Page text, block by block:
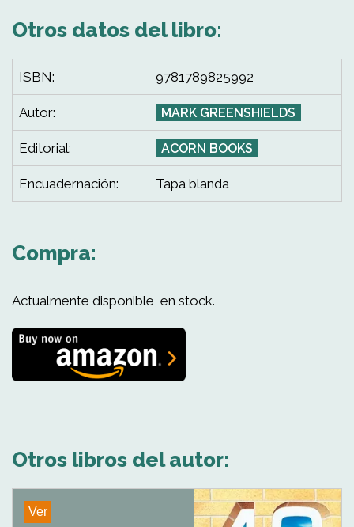
Otros datos del libro:
ISBN: 9781789825992
Autor: MARK GREENSHIELDS
Editorial: ACORN BOOKS
Encuadernación: Tapa blanda
Compra:
Actualmente disponible, en stock.
Otros libros del autor:
Ver